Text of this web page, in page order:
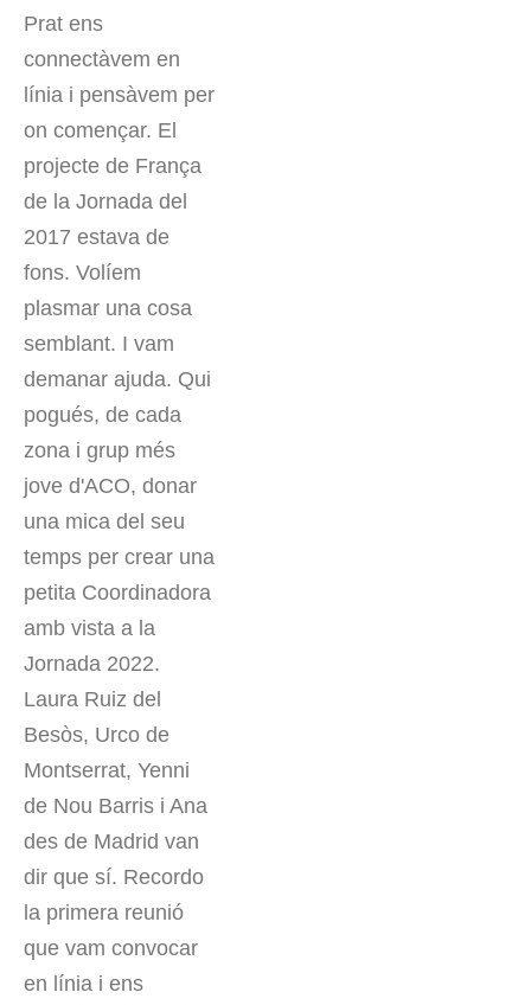
Prat ens
connectàvem en
línia i pensàvem per
on començar. El
projecte de França
de la Jornada del
2017 estava de
fons. Volíem
plasmar una cosa
semblant. I vam
demanar ajuda. Qui
pogués, de cada
zona i grup més
jove d'ACO, donar
una mica del seu
temps per crear una
petita Coordinadora
amb vista a la
Jornada 2022.
Laura Ruiz del
Besòs, Urco de
Montserrat, Yenni
de Nou Barris i Ana
des de Madrid van
dir que sí. Recordo
la primera reunió
que vam convocar
en línia i ens